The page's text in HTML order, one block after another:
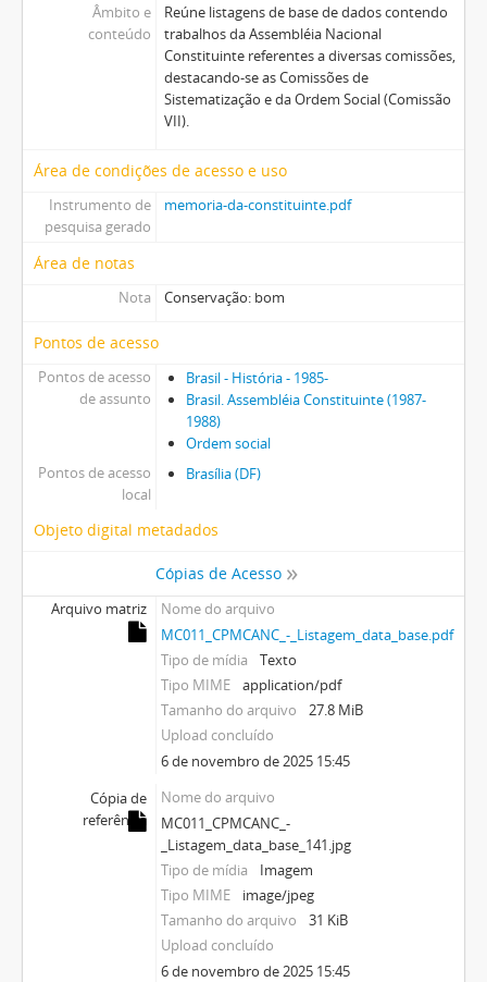
Âmbito e
conteúdo
Reúne listagens de base de dados contendo
trabalhos da Assembléia Nacional
Constituinte referentes a diversas comissões,
destacando-se as Comissões de
Sistematização e da Ordem Social (Comissão
VII).
Área de condições de acesso e uso
Instrumento de
pesquisa gerado
memoria-da-constituinte.pdf
Área de notas
Nota Conservação: bom
Pontos de acesso
Pontos de acesso
de assunto
Brasil - História - 1985-
Brasil. Assembléia Constituinte (1987-
1988)
Ordem social
Pontos de acesso
local
Brasília (DF)
Objeto digital metadados
Cópias de Acesso
Arquivo matriz
Nome do arquivo
MC011_CPMCANC_-_Listagem_data_base.pdf
Tipo de mídia
Texto
Tipo MIME
application/pdf
Tamanho do arquivo
27.8 MiB
Upload concluído
6 de novembro de 2025 15:45
Cópia de
referência
Nome do arquivo
MC011_CPMCANC_-
_Listagem_data_base_141.jpg
Tipo de mídia
Imagem
Tipo MIME
image/jpeg
Tamanho do arquivo
31 KiB
Upload concluído
6 de novembro de 2025 15:45